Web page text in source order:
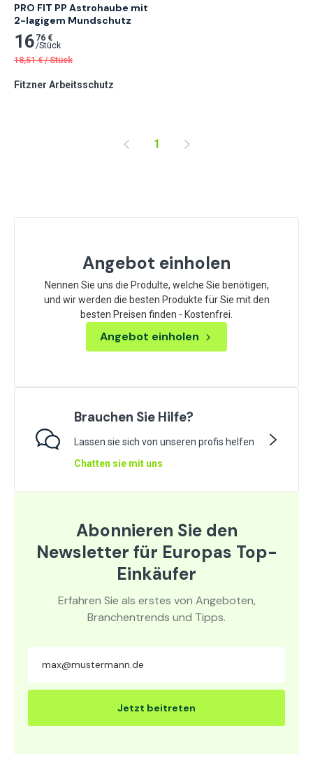
PRO FIT PP Astrohaube mit
2-lagigem Mundschutz
16 76 €
/Stück
18,51 € /Stück
Fitzner Arbeitsschutz
1
Angebot einholen
Nennen Sie uns die Produlte, welche Sie benötigen,
und wir werden die besten Produkte für Sie mit den
besten Preisen finden - Kostenfrei.
Angebot einholen
Brauchen Sie Hilfe?
Lassen sie sich von unseren profis helfen
Chatten sie mit uns
Abonnieren Sie den
Newsletter für Europas Top-
Einkäufer
Erfahren Sie als erstes von Angeboten,
Branchentrends und Tipps.
Jetzt beitreten